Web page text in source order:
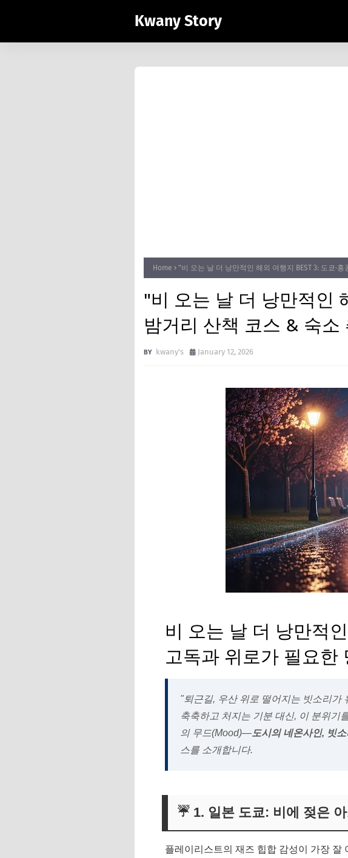
Kwany Story
Home "비 오는 날 더 낭만적인 해외 여행지 BEST 3: 도쿄·
"비 오는 날 더 낭만적인
밤거리 산책 코스 & 숙소
kwany's January 12, 2026
비 오는 날 더 낭만적
고독과 위로가 필요한
"퇴근길, 우산 위로 떨어지는 빗소리가
축축하고 처지는 기분 대신, 이 분위기
의 무드(Mood)— 도시의 네온사인, 빗
스를 소개합니다.
☔ 1. 일본 도쿄: 비에 젖은
플레이리스트의 재즈 힙합 감성이 가장 잘